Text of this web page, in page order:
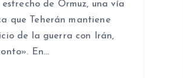
de Ormuz, una vía
que Teherán mantiene
de la guerra con Irán,
En…